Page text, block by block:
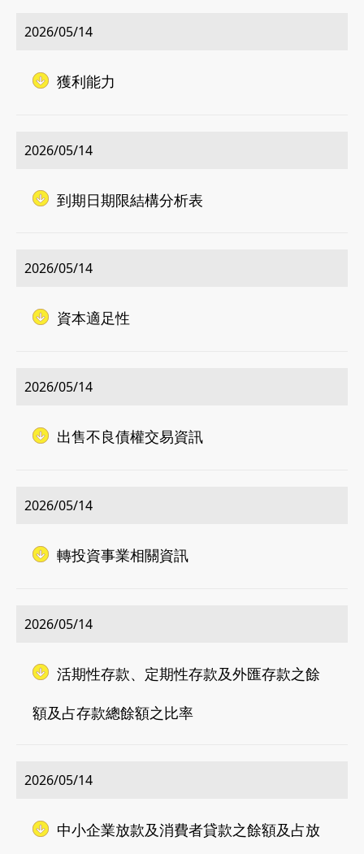
2026/05/14
獲利能力
2026/05/14
到期日期限結構分析表
2026/05/14
資本適足性
2026/05/14
出售不良債權交易資訊
2026/05/14
轉投資事業相關資訊
2026/05/14
活期性存款、定期性存款及外匯存款之餘
額及占存款總餘額之比率
2026/05/14
中小企業放款及消費者貸款之餘額及占放